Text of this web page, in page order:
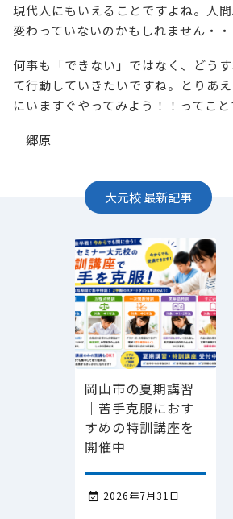
現代人にもいえることですよね。人
変わっていないのかもしれません・・
何事も「できない」ではなく、どう
て行動していきたいですね。とりあ
にいますぐやってみよう！！ってこと
郷原
大元校最新記事
岡山市の夏期講習
｜苦手克服におす
すめの特訓講座を
開催中
 2026年7月31日